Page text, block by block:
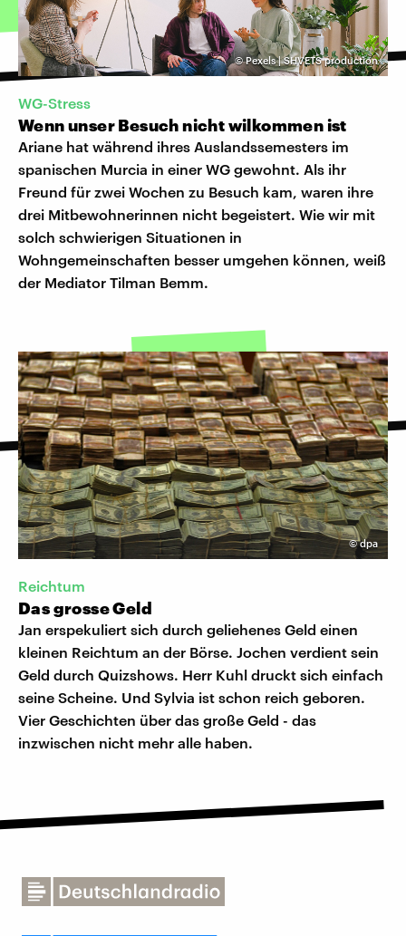
©Pexels | SHVETS production
WG-Stress
Wenn unser Besuch nicht wilkommen ist
Ariane hat während ihres Auslandssemesters im
spanischen Murcia in einer WG gewohnt. Als ihr
Freund für zwei Wochen zu Besuch kam, waren ihre
drei Mitbewohnerinnen nicht begeistert. Wie wir mit
solch schwierigen Situationen in
Wohngemeinschaften besser umgehen können, weiß
der Mediator Tilman Bemm.
©dpa
Reichtum
Das grosse Geld
Jan erspekuliert sich durch geliehenes Geld einen
kleinen Reichtum an der Börse. Jochen verdient sein
Geld durch Quizshows. Herr Kuhl druckt sich einfach
seine Scheine. Und Sylvia ist schon reich geboren.
Vier Geschichten über das große Geld - das
inzwischen nicht mehr alle haben.